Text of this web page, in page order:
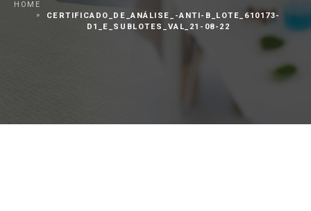
HOME
CERTIFICADO_DE_ANÁLISE_-ANTI-B_LOTE_610173-
D1_E_SUBLOTES_VAL_21-08-22